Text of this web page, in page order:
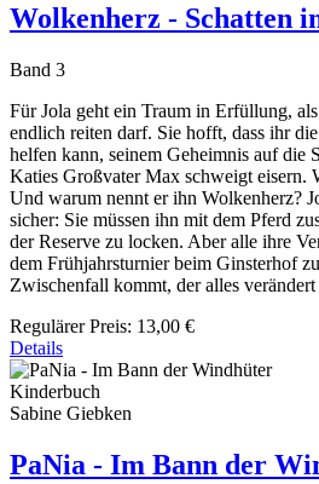
Wolkenherz - Schatten
Band 3
Für Jola geht ein Traum in Erfüllung,
endlich reiten darf. Sie hofft, dass ihr
helfen kann, seinem Geheimnis auf die
Katies Großvater Max schweigt eisern.
Und warum nennt er ihn Wolkenherz?
sicher: Sie müssen ihn mit dem Pferd
der Reserve zu locken. Aber alle ihre
dem Frühjahrsturnier beim Ginsterhof
Zwischenfall kommt, der alles
Regulärer Preis: 13,00 €
Details
Kinderbuch
Sabine Giebken
PaNia - Im Bann der